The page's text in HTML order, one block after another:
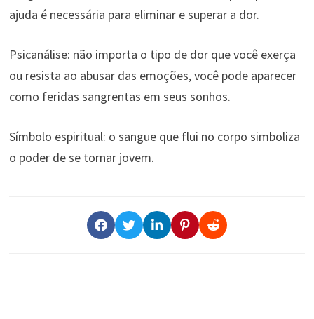
ajuda é necessária para eliminar e superar a dor.
Psicanálise: não importa o tipo de dor que você exerça
ou resista ao abusar das emoções, você pode aparecer
como feridas sangrentas em seus sonhos.
Símbolo espiritual: o sangue que flui no corpo simboliza
o poder de se tornar jovem.